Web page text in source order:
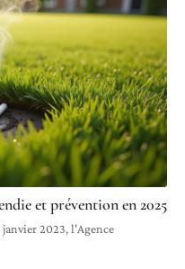
et prévention en 2025
2023, l'Agence